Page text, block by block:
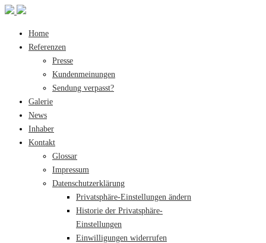
Home
Referenzen
Presse
Kundenmeinungen
Sendung verpasst?
Galerie
News
Inhaber
Kontakt
Glossar
Impressum
Datenschutzerklärung
Privatsphäre-Einstellungen ändern
Historie der Privatsphäre-
Einstellungen
Einwilligungen widerrufen